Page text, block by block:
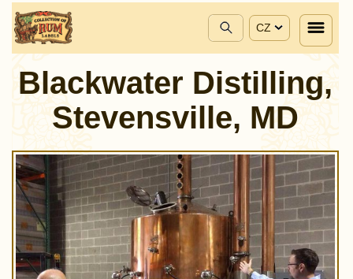
CZ
Blackwater Distilling,
Stevensville, MD